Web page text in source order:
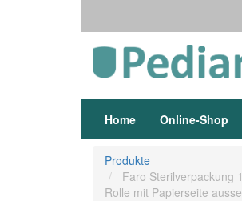
Home Online-Shop
Produkte
Faro Sterilverpackung
Rolle mit Papierseite